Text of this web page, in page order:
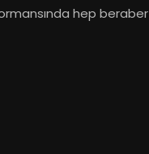
hep beraber